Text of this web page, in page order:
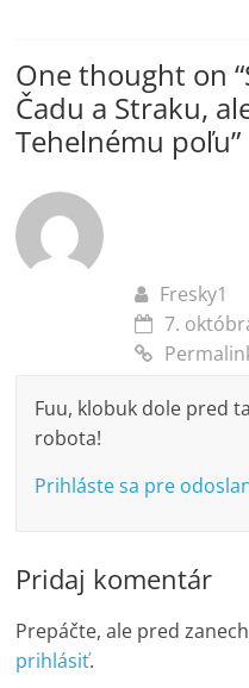
One thought on “
Čadu a Straku,
Tehelnému poľu”
Fresky1
7.
Fuu, klobuk dole pred
robota!
Prihláste sa pre
Pridaj komentár
Prepáčte, ale pred
prihlásiť.